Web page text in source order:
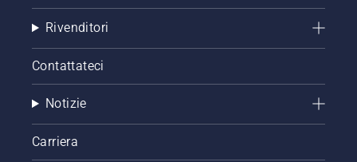
Rivenditori
Contattateci
Notizie
Carriera